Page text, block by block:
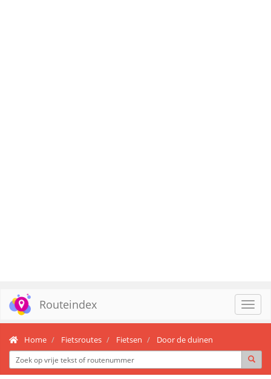
Routeindex
Home Fietsroutes Fietsen Door de duinen